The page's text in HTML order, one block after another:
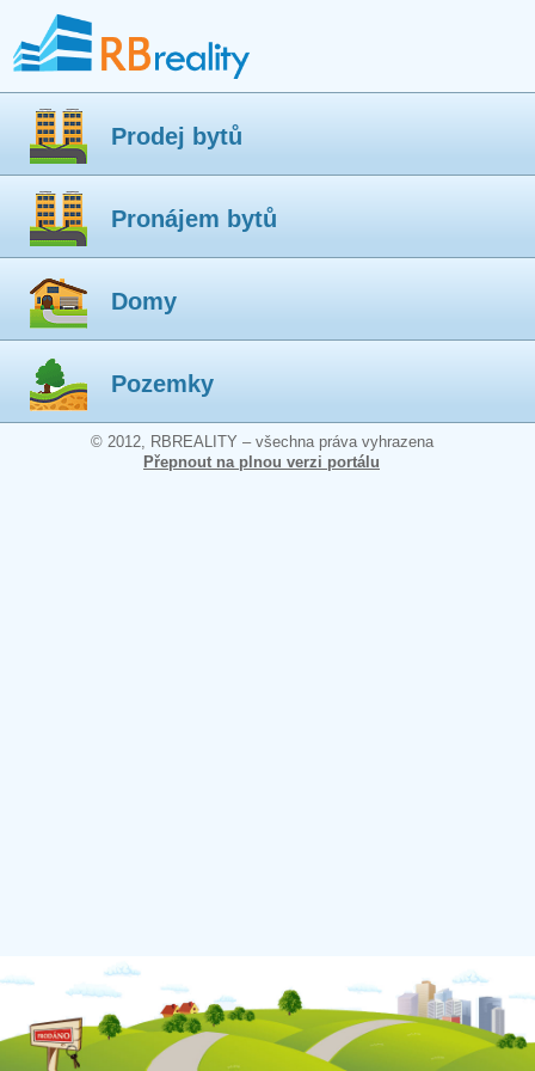
Prodej bytů
Pronájem bytů
Domy
Pozemky
© 2012, RBREALITY – všechna práva vyhrazena
Přepnout na plnou verzi portálu